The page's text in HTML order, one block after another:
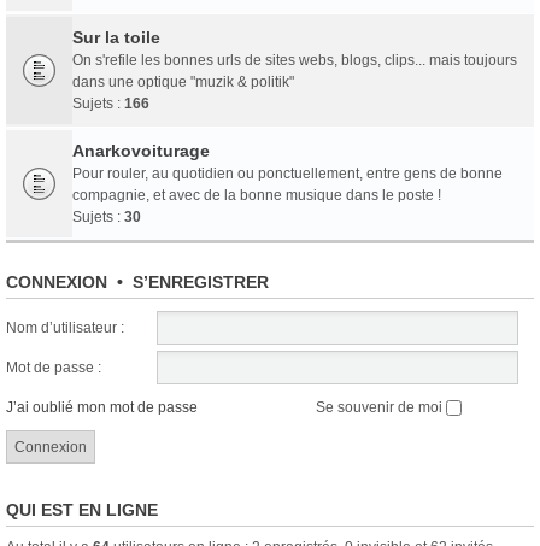
Sur la toile
On s'refile les bonnes urls de sites webs, blogs, clips... mais toujours
dans une optique "muzik & politik"
Sujets : 166
Anarkovoiturage
Pour rouler, au quotidien ou ponctuellement, entre gens de bonne
compagnie, et avec de la bonne musique dans le poste !
Sujets : 30
CONNEXION • S’ENREGISTRER
Nom d’utilisateur :
Mot de passe :
J’ai oublié mon mot de passe Se souvenir de moi
QUI EST EN LIGNE